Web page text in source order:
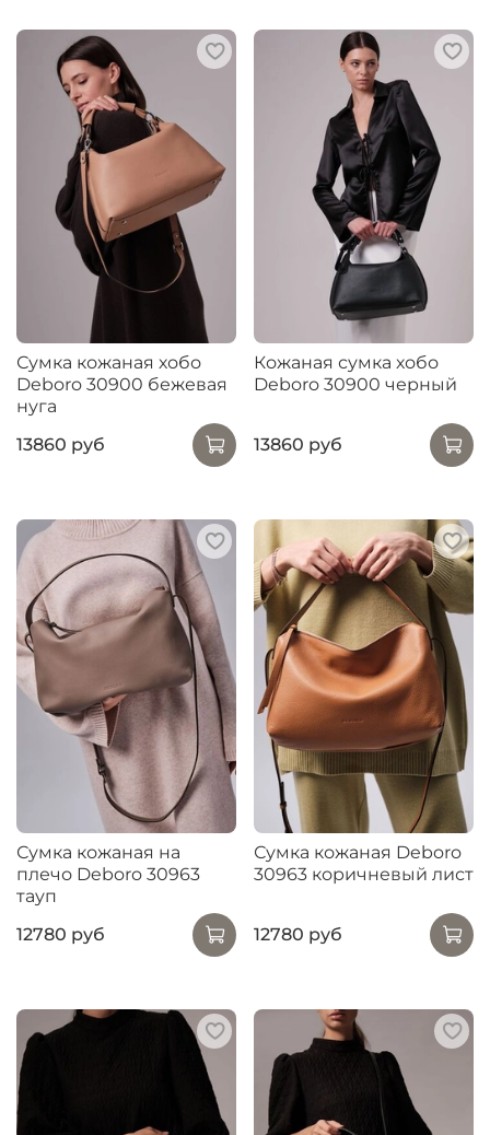
Сумка кожаная хобо
Deboro 30900 бежевая
нуга
13860 руб
Кожаная сумка хобо
Deboro 30900 черный
13860 руб
Сумка кожаная на
плечо Deboro 30963
тауп
12780 руб
Сумка кожаная Deboro
30963 коричневый лист
12780 руб